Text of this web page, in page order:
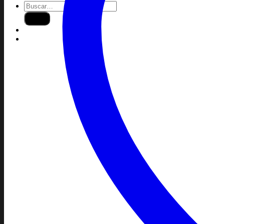
Buscar
por: